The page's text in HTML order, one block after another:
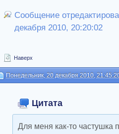
Сообщение
декабря 2010, 20:20:02
Наверх
Понедельник, 20 декабря 2010,
Цитата
Для меня как-то частушка